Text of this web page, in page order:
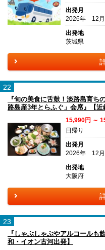
出発月
2026年 12月
出発地
茨城県
22
『旬の美食に舌鼓！淡路島育ち
路島産3年とらふぐ」会席』【
15,990円 ～
日帰り
出発月
2026年 12月
出発地
大阪府
23
『しゃぶしゃぶやアルコール
和・イオン古河出発】